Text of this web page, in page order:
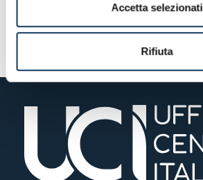
Accetta selezionati
Rifiuta
PRECEDENTE